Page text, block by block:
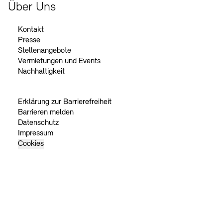
Über Uns
Kontakt
Presse
Stellenangebote
Vermietungen und Events
Nachhaltigkeit
Erklärung zur Barrierefreiheit
Barrieren melden
Datenschutz
Impressum
Cookies